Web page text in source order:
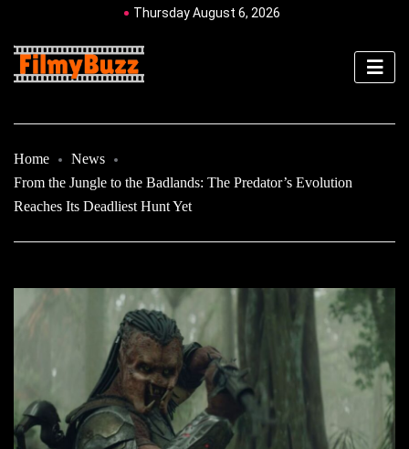
Thursday August 6, 2026
Home
News
From the Jungle to the Badlands: The Predator’s Evolution
Reaches Its Deadliest Hunt Yet